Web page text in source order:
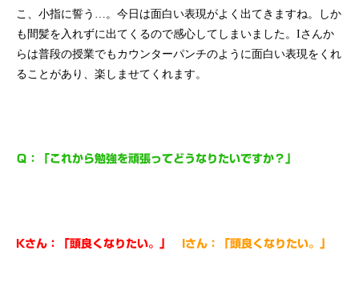
こ、小指に誓う…。今日は面白い表現がよく出てきますね。しか
も間髪を入れずに出てくるので感心してしまいました。Iさんか
らは普段の授業でもカウンターパンチのように面白い表現をくれ
ることがあり、楽しませてくれます。
Ｑ：「これから勉強を頑張ってどうなりたいですか？」
Kさん：「頭良くなりたい。」 Iさん：「頭良くなりたい。」